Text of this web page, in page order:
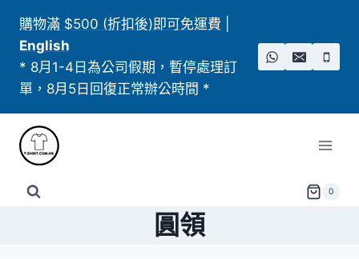
content
購物滿 $500 (折扣後)即可免運費
English
* 8月1-4日為公司假期，暫停處理訂
單，8月5日回復正常辦公時間 *
0
圓領